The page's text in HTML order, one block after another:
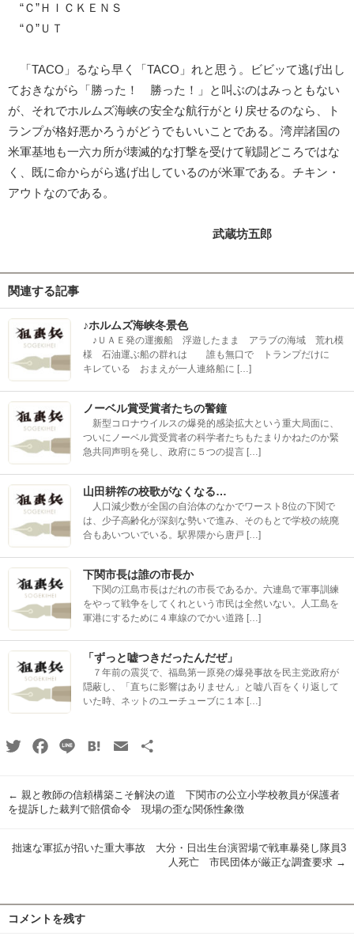
“Ｃ”ＨＩＣＫＥＮＳ
“Ｏ”ＵＴ
「TACO」るなら早く「TACO」れと思う。ビビッて逃げ出し
ておきながら「勝った！ 勝った！」と叫ぶのはみっともない
が、それでホルムズ海峡の安全な航行がとり戻せるのなら、ト
ランプが格好悪かろうがどうでもいいことである。湾岸諸国の
米軍基地も一六カ所が壊滅的な打撃を受けて戦闘どころではな
く、既に命からがら逃げ出しているのが米軍である。チキン・
アウトなのである。
武蔵坊五郎
関連する記事
♪ホルムズ海峡冬景色
♪ＵＡＥ発の運搬船 浮遊したまま アラブの海域 荒れ模
様 石油運ぶ船の群れは 誰も無口で トランプだけに
キレている おまえが一人連絡船に […]
ノーベル賞受賞者たちの警鐘
新型コロナウイルスの爆発的感染拡大という重大局面に、
ついにノーベル賞受賞者の科学者たちもたまりかねたのか緊
急共同声明を発し、政府に５つの提言 […]
山田耕筰の校歌がなくなる…
人口減少数が全国の自治体のなかでワースト8位の下関で
は、少子高齢化が深刻な勢いで進み、そのもとで学校の統廃
合もあいついでいる。駅界隈から唐戸 […]
下関市長は誰の市長か
下関の江島市長はだれの市長であるか。六連島で軍事訓練
をやって戦争をしてくれという市民は全然いない。人工島を
軍港にするために４車線のでかい道路 […]
「ずっと嘘つきだったんだぜ」
７年前の震災で、福島第一原発の爆発事故を民主党政府が
隠蔽し、「直ちに影響はありません」と嘘八百をくり返して
いた時、ネットのユーチューブに１本 […]
TwitterFacebook
Line HatenaEmail
← 親と教師の信頼構築こそ解決の道 下関市の公立小学校教員が保護者
を提訴した裁判で賠償命令 現場の歪な関係性象徴
拙速な軍拡が招いた重大事故 大分・日出生台演習場で戦車暴発し隊員3
人死亡 市民団体が厳正な調査要求 →
コメントを残す